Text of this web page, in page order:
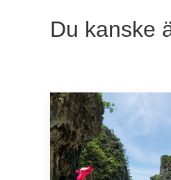
Du kanske